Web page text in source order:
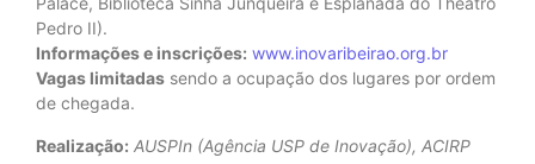
Pedro II).
Informações e inscrições: www.inovaribeirao.org.br
Vagas limitadas sendo a ocupação dos lugares por ordem
de chegada.
Realização: AUSPIn (Agência USP de Inovação), ACIRP